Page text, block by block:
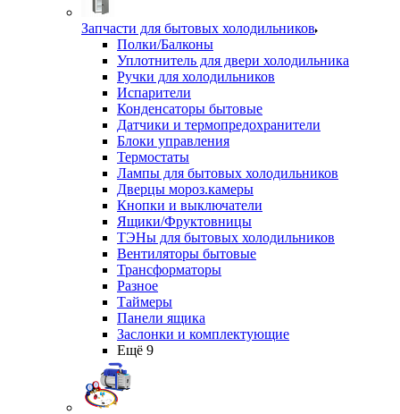
Запчасти для бытовых холодильников
Полки/Балконы
Уплотнитель для двери холодильника
Ручки для холодильников
Испарители
Конденсаторы бытовые
Датчики и термопредохранители
Блоки управления
Термостаты
Лампы для бытовых холодильников
Дверцы мороз.камеры
Кнопки и выключатели
Ящики/Фруктовницы
ТЭНы для бытовых холодильников
Вентиляторы бытовые
Трансформаторы
Разное
Таймеры
Панели ящика
Заслонки и комплектующие
Ещё 9